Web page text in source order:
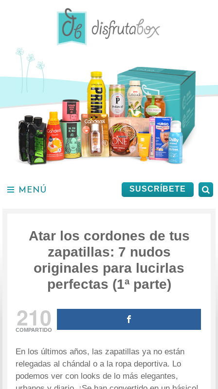
SUSCRÍBETE
MENÚ
Atar los cordones de tus
zapatillas: 7 nudos
originales para lucirlas
perfectas (1ª parte)
210
COMPARTIDO
En los últimos años, las zapatillas ya no están
relegadas al chándal o a la ropa deportiva. Lo
podemos ver con looks de lo más elegantes,